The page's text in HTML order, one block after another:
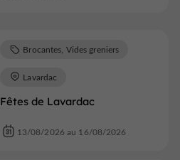
Fêtes de Lavardac
Brocantes, Vides greniers
Lavardac
13/08/2026 au 16/08/2026